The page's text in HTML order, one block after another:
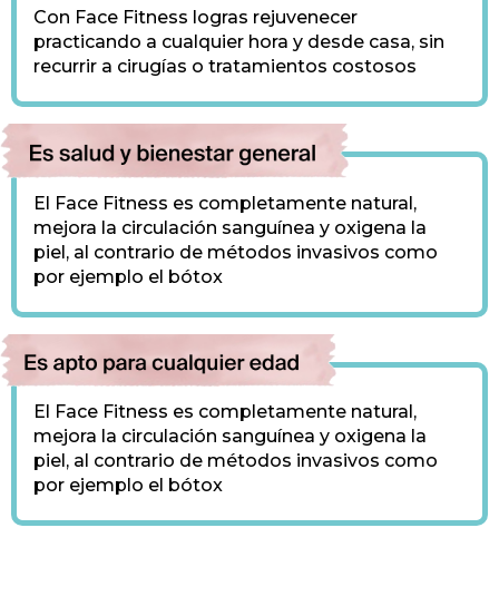
Con Face Fitness logras rejuvenecer
practicando a cualquier hora y desde casa, sin
recurrir a cirugías o tratamientos costosos
El Face Fitness es completamente natural,
mejora la circulación sanguínea y oxigena la
piel, al contrario de métodos invasivos como
por ejemplo el bótox
El Face Fitness es completamente natural,
mejora la circulación sanguínea y oxigena la
piel, al contrario de métodos invasivos como
por ejemplo el bótox